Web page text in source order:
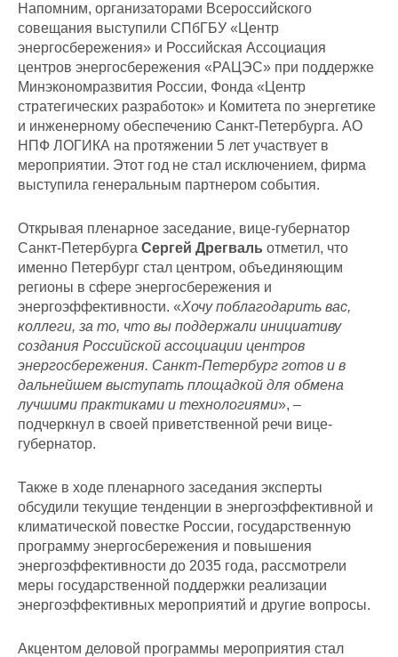
Напомним, организаторами Всероссийского
совещания выступили СПбГБУ «Центр
энергосбережения» и Российская Ассоциация
центров энергосбережения «РАЦЭС» при поддержке
Минэкономразвития России, Фонда «Центр
стратегических разработок» и Комитета по энергетике
и инженерному обеспечению Санкт-Петербурга. АО
НПФ ЛОГИКА на протяжении 5 лет участвует в
мероприятии. Этот год не стал исключением, фирма
выступила генеральным партнером события.
Открывая пленарное заседание, вице-губернатор
Санкт-Петербурга Сергей Дрегваль отметил, что
именно Петербург стал центром, объединяющим
регионы в сфере энергосбережения и
энергоэффективности. «Хочу поблагодарить вас,
коллеги, за то, что вы поддержали инициативу
создания Российской ассоциации центров
энергосбережения. Санкт-Петербург готов и в
дальнейшем выступать площадкой для обмена
лучшими практиками и технологиями», –
подчеркнул в своей приветственной речи вице-
губернатор.
Также в ходе пленарного заседания эксперты
обсудили текущие тенденции в энергоэффективной и
климатической повестке России, государственную
программу энергосбережения и повышения
энергоэффективности до 2035 года, рассмотрели
меры государственной поддержки реализации
энергоэффективных мероприятий и другие вопросы.
Акцентом деловой программы мероприятия стал